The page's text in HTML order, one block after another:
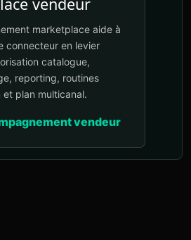
marketplace aide à
connecteur en levier
catalogue,
reporting, routines
et plan multicanal.
vendeur